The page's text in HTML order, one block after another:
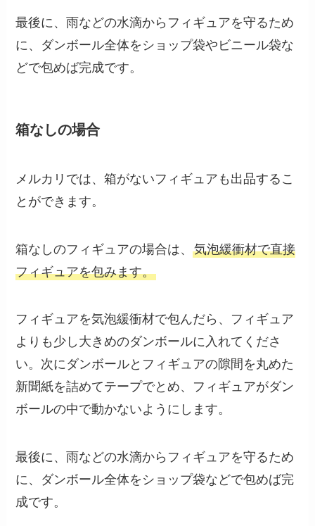
最後に、雨などの水滴からフィギュアを守るため
に、ダンボール全体をショップ袋やビニール袋な
どで包めば完成です。
箱なしの場合
メルカリでは、箱がないフィギュアも出品するこ
とができます。
箱なしのフィギュアの場合は、気泡緩衝材で直接
フィギュアを包みます。
フィギュアを気泡緩衝材で包んだら、フィギュア
よりも少し大きめのダンボールに入れてくださ
い。次にダンボールとフィギュアの隙間を丸めた
新聞紙を詰めてテープでとめ、フィギュアがダン
ボールの中で動かないようにします。
最後に、雨などの水滴からフィギュアを守るため
に、ダンボール全体をショップ袋などで包めば完
成です。